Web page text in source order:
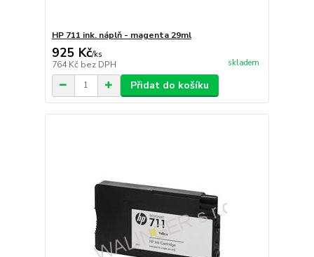
HP 711 ink. náplň - magenta 29ml
925 Kč/ks
764 Kč bez DPH skladem
Přidat do košíku